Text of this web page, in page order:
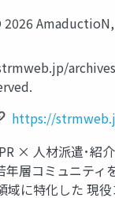
https://
× 人材派遣･紹
層コミュニテ
に特化した 現